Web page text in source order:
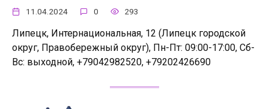
11.04.2024 0 293
Липецк, Интернациональная, 12 (Липецк городской
округ, Правобережный округ), Пн-Пт: 09:00-17:00, Сб-
Вс: выходной, +79042982520, +79202426690